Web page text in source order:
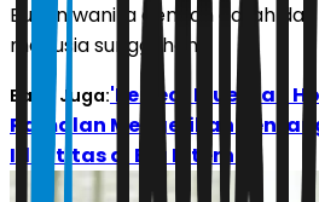
Bukan wanita dengan darah
manusia sungguhan.
Baca Juga:'Perfect Blue' dan
Ramalan Mengerikan
Identitas di Era Internet